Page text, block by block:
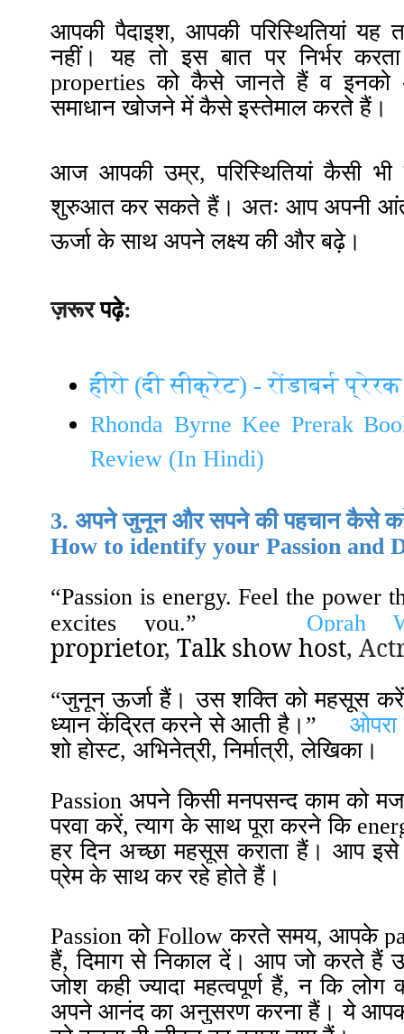
आपकी पैदाइश, आपकी परिस्थितियां
नहीं।
यह तो इस बात पर निर्भर
properties को कैसे जानते हैं व इनको
समाधान खोजने में कैसे इस्तेमाल करते हैं ।
आज आपकी उम्र, परिस्थितियां कैसी
शुरुआत कर सकते हैं। अतः आप अपनी
ऊर्जा के साथ अपने लक्ष्य की और बढ़े।
ज़रूर पढ़े:
हीरो (दी सीक्रेट) - रोंडाबर्न
Rhonda Byrne Kee Prerak
Review (In Hindi)
3. अपने जुनून और सपने की पहचान कैसे
How to identify your Passion and
“Passion is energy. Feel the power
excites you.” Oprah
proprietor, Talk show host, A
“जुनून ऊर्जा हैं। उस शक्ति को महसूस
ध्यान केंद्रित करने से आती है। ”
ओपरा
शो होस्ट, अभिनेत्री,निर्मात्री,लेखिका।
Passion अपने किसी मनपसन्द काम को
परवा करें, त्याग के साथ पूरा करने कि
हर दिन अच्छा महसूस कराता हैं। आप इसे
प्रेम के साथ कर रहे होते हैं ।
Passion को Follow करते समय, आपके
हैं, दिमाग से निकाल दें। आप जो करते हैं
जोश कही ज्यादा महत्वपूर्ण हैं, न कि
अपने आनंद का अनुसरण करना हैं । ये